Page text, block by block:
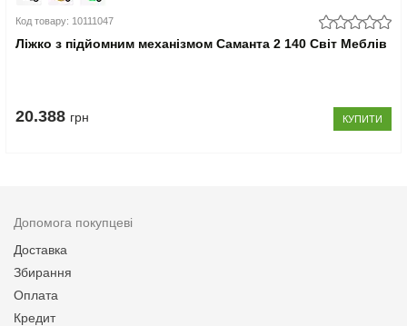
Код товару: 10111047
Ліжко з підйомним механізмом Саманта 2 140 Світ Меблів
20.388 грн КУПИТИ
Допомога покупцеві
Доставка
Збирання
Оплата
Кредит